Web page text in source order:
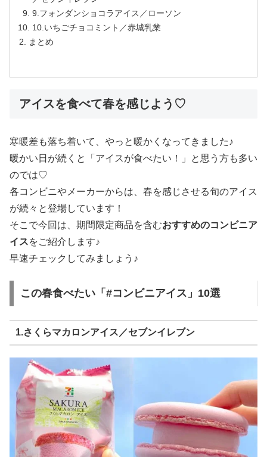
9.フォンダンショコラアイス／ローソン
10.いちごチョコミント／赤城乳業
まとめ
アイスを食べて春を感じよう♡
寒暖差も落ち着いて、やっと暖かくなってきました♪
暖かい日が続くと「アイスが食べたい！」と思う方も多い
のでは♡
各コンビニやメーカーからは、春を感じさせる旬のアイス
が続々と登場しています！
そこで今回は、期間限定商品を含むおすすめのコンビニア
イスをご紹介します♪
早速チェックしてみましょう♪
この春食べたい「#コンビニアイス」10選
1.さくらマカロンアイス／セブンイレブン